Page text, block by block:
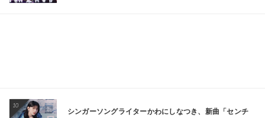
10
シンガーソングライターかわにしなつき、新曲「センチ